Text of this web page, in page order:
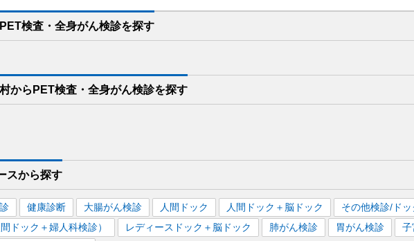
PET検査・全身がん検診を探す
から PET検査・全身がん検診を探す
スから探す
健康診断 大腸がん検診 人間ドック 人間ドック＋脳ドック その他検診/ドッ
ドック＋婦人科検診）
レディースドック＋脳ドック 肺がん検診 胃がん検診
子